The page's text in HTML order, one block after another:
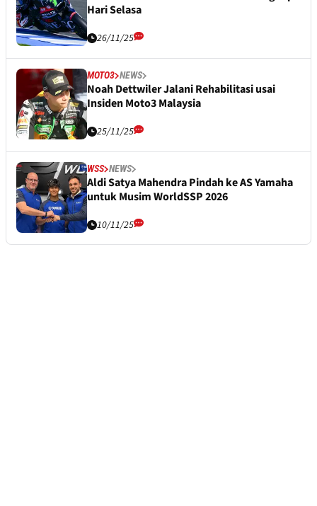
Hari Selasa
26/11/25
MOTO3 NEWS
Noah Dettwiler Jalani Rehabilitasi usai
Insiden Moto3 Malaysia
25/11/25
WSS NEWS
Aldi Satya Mahendra Pindah ke AS Yamaha
untuk Musim WorldSSP 2026
10/11/25